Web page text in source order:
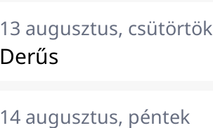
13 augusztus, csütörtök
Derűs
14 augusztus, péntek